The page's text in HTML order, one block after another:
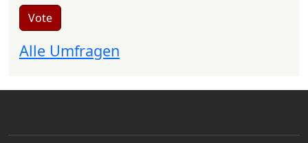
Vote
Alle Umfragen